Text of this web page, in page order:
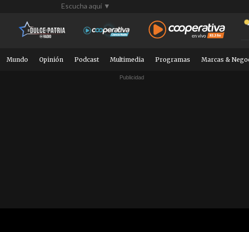
Escucha aquí ▼
Mundo Opinión Podcast Multimedia Programas Marcas &